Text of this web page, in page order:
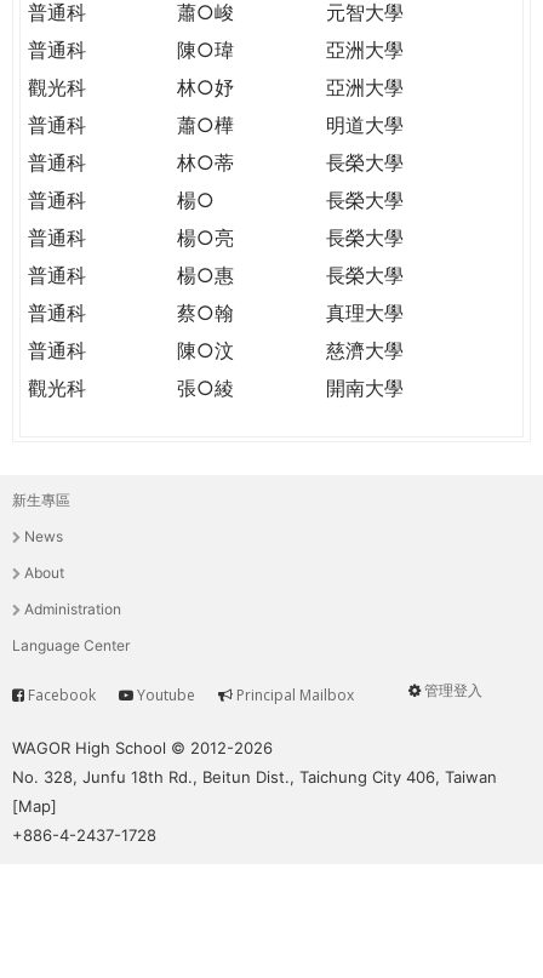
普通科 蕭○峻
元智大學
普通科
陳○瑋
亞洲大學
觀光科
林○妤
亞洲大學
普通科
蕭○樺
明道大學
普通科
林○蒂
長榮大學
普通科
楊○
長榮大學
普通科
楊○亮
長榮大學
普通科
楊○惠
長榮大學
普通科
蔡○翰
真理大學
普通科
陳○汶
慈濟大學
觀光科
張○綾 開南大學
主
選
單
新生專區
News
About
Administration
Language Center
User
管理登入
Service
Facebook Youtube Principal Mailbox
WAGOR High School © 2012-2026
No. 328, Junfu 18th Rd., Beitun Dist., Taichung City 406, Taiwan
[Map]
+886-4-2437-1728